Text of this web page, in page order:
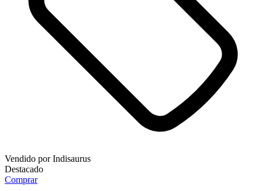
Vendido porIndisaurus
Destacado
Comprar